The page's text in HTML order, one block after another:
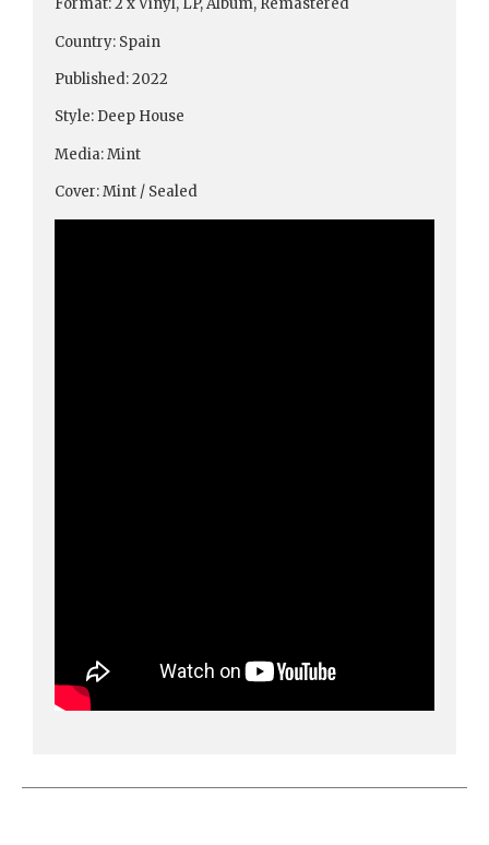
Format: 2 x Vinyl, LP, Album, Remastered
Country: Spain
Published: 2022
Style: Deep House
Media: Mint
Cover: Mint / Sealed